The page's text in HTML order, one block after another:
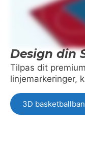
Design din
Tilpas dit
linjemarkeringer,
3D